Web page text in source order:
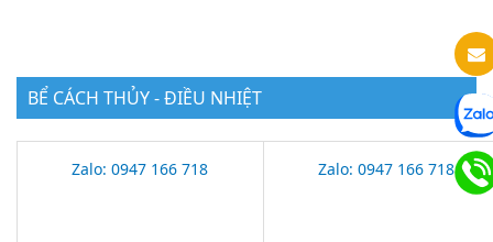
BỂ CÁCH THỦY - ĐIỀU NHIỆT
Zalo: 0947 166 718 Zalo: 0947 166 718